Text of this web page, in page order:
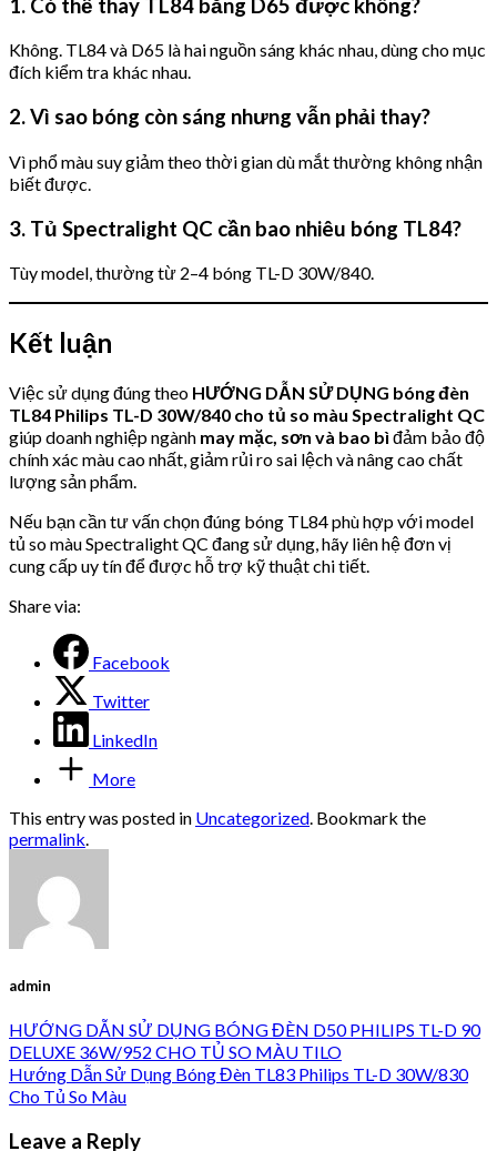
1. Có thể thay TL84 bằng D65 được không?
Không. TL84 và D65 là hai nguồn sáng khác nhau, dùng cho mục
đích kiểm tra khác nhau.
2. Vì sao bóng còn sáng nhưng vẫn phải thay?
Vì phổ màu suy giảm theo thời gian dù mắt thường không nhận
biết được.
3. Tủ Spectralight QC cần bao nhiêu bóng TL84?
Tùy model, thường từ 2–4 bóng TL-D 30W/840.
Kết luận
Việc sử dụng đúng theo HƯỚNG DẪN SỬ DỤNG bóng đèn
TL84 Philips TL-D 30W/840 cho tủ so màu Spectralight QC
giúp doanh nghiệp ngành may mặc, sơn và bao bì đảm bảo độ
chính xác màu cao nhất, giảm rủi ro sai lệch và nâng cao chất
lượng sản phẩm.
Nếu bạn cần tư vấn chọn đúng bóng TL84 phù hợp với model
tủ so màu Spectralight QC đang sử dụng, hãy liên hệ đơn vị
cung cấp uy tín để được hỗ trợ kỹ thuật chi tiết.
Share via:
Facebook
Twitter
LinkedIn
More
This entry was posted in Uncategorized. Bookmark the
permalink.
admin
HƯỚNG DẪN SỬ DỤNG BÓNG ĐÈN D50 PHILIPS TL-D 90
DELUXE 36W/952 CHO TỦ SO MÀU TILO
Hướng Dẫn Sử Dụng Bóng Đèn TL83 Philips TL-D 30W/830
Cho Tủ So Màu
Leave a Reply